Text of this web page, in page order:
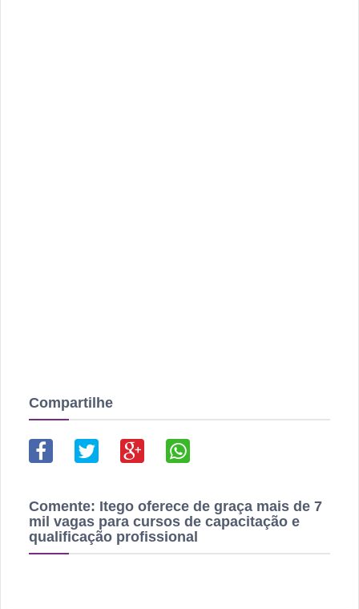
Compartilhe
Comente: Itego oferece de graça mais de 7
mil vagas para cursos de capacitação e
qualificação profissional